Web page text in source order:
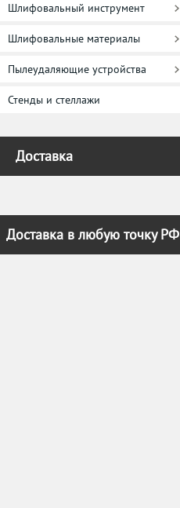
Шлифовальный инструмент
Шлифовальные материалы
Пылеудаляющие устройства
Стенды и стеллажи
Доставка
Доставка в любую точку РФ